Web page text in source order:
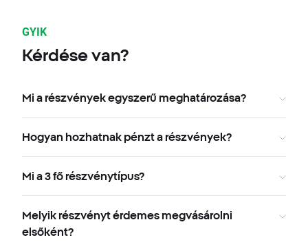
GYIK
Kérdése van?
Mi a részvények egyszerű meghatározása?
Hogyan hozhatnak pénzt a részvények?
Mi a 3 fő részvénytípus?
Melyik részvényt érdemes megvásárolni
elsőként?